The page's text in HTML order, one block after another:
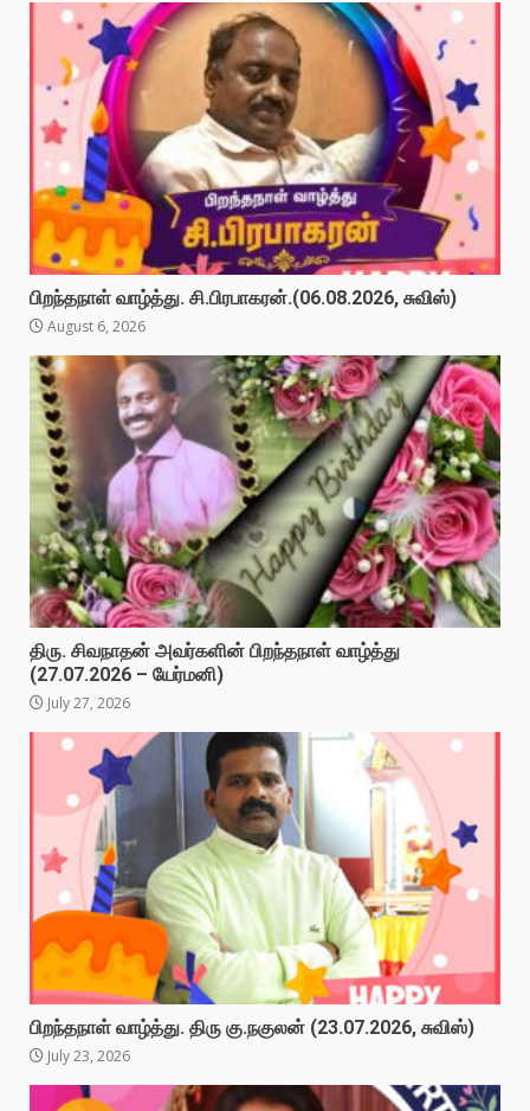
பிறந்தநாள் வாழ்த்து. சி.பிரபாகரன்.(06.08.2026, சுவிஸ்)
August 6, 2026
திரு. சிவநாதன் அவர்களின் பிறந்தநாள் வாழ்த்து
(27.07.2026 – யேர்மனி)
July 27, 2026
பிறந்தநாள் வாழ்த்து. திரு கு.நகுலன் (23.07.2026, சுவிஸ்)
July 23, 2026